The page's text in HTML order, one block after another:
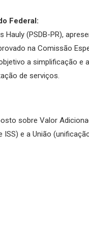
Federal:
(PSDB-PR),
na Comissão
a simplificação e
de serviços.
sobre Valor
e a União